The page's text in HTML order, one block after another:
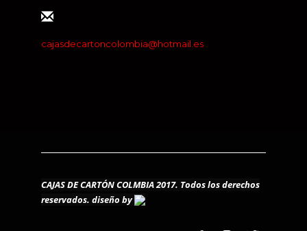
cajasdecartoncolombia@hotmail.es
CAJAS DE CARTÓN COLMBIA 2017. Todos los derechos
reservados. diseño by